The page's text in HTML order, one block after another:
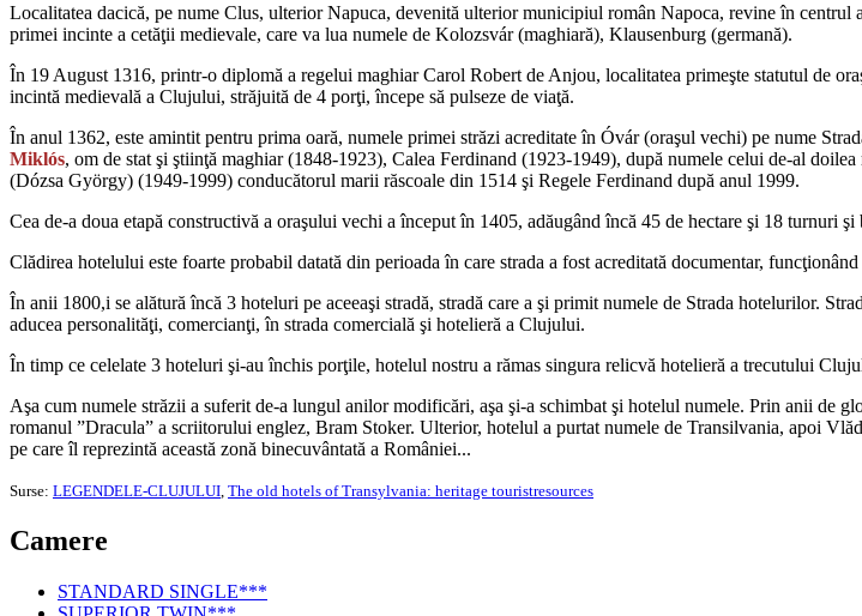
Localitatea dacică, pe nume Clus, ulterior Napuca, devenită ulterior municipiul român Napoca, revine în
primei incinte a cetăţii medievale, care va lua numele de Kolozsvár (maghiară), Klausenburg (germană).
În 19 August 1316, printr-o diplomă a regelui maghiar Carol Robert de Anjou, localitatea primeşte statutul de
incintă medievală a Clujului, străjuită de 4 porţi, începe să pulseze de viaţă.
În anul 1362, este amintit pentru prima oară, numele primei străzi acreditate în Óvár (oraşul vechi) pe nume
Miklós, om de stat şi ştiinţă maghiar (1848-1923), Calea Ferdinand (1923-1949), după numele celui de-al
(Dózsa György) (1949-1999) conducătorul marii răscoale din 1514 şi Regele Ferdinand după anul 1999.
Cea de-a doua etapă constructivă a oraşului vechi a început în 1405, adăugând încă 45 de hectare şi 18 turnuri
Clădirea hotelului este foarte probabil datată din perioada în care strada a fost acreditată documentar,
În anii 1800,i se alătură încă 3 hoteluri pe aceeaşi stradă, stradă care a şi primit numele de Strada hotelurilor.
aducea personalităţi, comercianţi, în strada comercială şi hotelieră a Clujului.
În timp ce celelate 3 hoteluri şi-au închis porţile, hotelul nostru a rămas singura relicvă hotelieră a trecutului
Aşa cum numele străzii a suferit de-a lungul anilor modificări, aşa şi-a schimbat şi hotelul numele. Prin anii de
romanul ”Dracula” a scriitorului englez, Bram Stoker. Ulterior, hotelul a purtat numele de Transilvania, apoi
pe care îl reprezintă această zonă binecuvântată a României...
Surse: LEGENDELE-CLUJULUI The old hotels of Transylvania: heritage touristresources
Camere
STANDARD SINGLE***